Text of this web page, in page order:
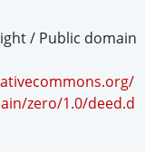
/ Public domain
zero/1.0/deed.d